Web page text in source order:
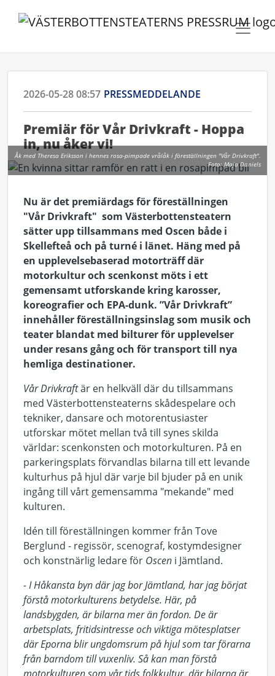
2026-05-28 08:57 PRESSMEDDELANDE
Premiär för Vår Drivkraft - Hoppa
in, nu åker vi!
Åk med Theresa Eriksson i hennes rosa-pimpade vrålåk i föreställningen "Vår Drivkraft".
Foto: Maja Daniels
Nu är det premiärdags för föreställningen
"Vår Drivkraft" som Västerbottensteatern
sätter upp tillsammans med Oscen både i
Skellefteå och på turné i länet. Häng med på
en upplevelsebaserad motorträff där
motorkultur och scenkonst möts i ett
gemensamt utforskande kring karosser,
koreografier och EPA-dunk. ”Vår Drivkraft”
innehåller föreställningsinslag som musik och
teater blandat med bilturer för upplevelser
under resans gång och för transport till nya
hemliga destinationer.
Vår Drivkraftär en helkväll där du tillsammans
med Västerbottensteaterns skådespelare och
tekniker, dansare och motorentusiaster
utforskar mötet mellan två till synes skilda
världar: scenkonsten och motorkulturen. På en
parkeringsplats förvandlas bilarna till ett levande
kulturhus på hjul där varje bil bjuder på en unik
ingång till vårt gemensamma "mekande" med
kulturen.
Idén till föreställningen kommer från Tove
Berglund - regissör, scenograf, kostymdesigner
och konstnärlig ledare för Oscen i Jämtland.
- I Håkansta byn där jag bor Jämtland, har jag börjat
förstå motorkulturens betydelse. Här, på
landsbygden, är bilarna mer än fordon. De är
arbetsplats, fritidsintresse och viktiga mötesplatser
där Eporna blir ungdomsrum på hjul som tar förarna
från barndom till vuxenliv. Så kan man förstå